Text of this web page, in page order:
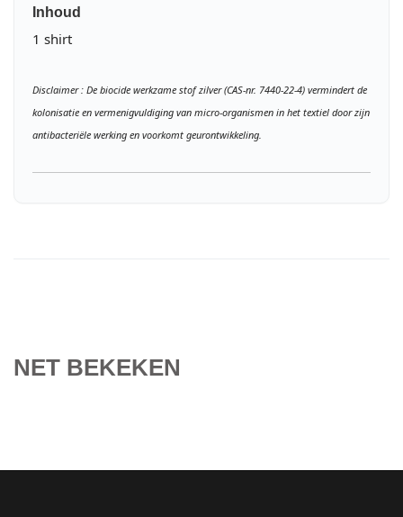
Inhoud
1 shirt
Disclaimer : De biocide werkzame stof zilver (CAS-nr. 7440-22-4) vermindert de
kolonisatie en vermenigvuldiging van micro-organismen in het textiel door zijn
antibacteriële werking en voorkomt geurontwikkeling.
NET BEKEKEN